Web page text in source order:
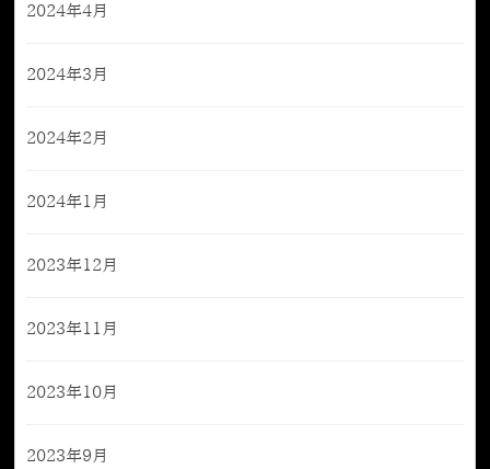
2024年4月
2024年3月
2024年2月
2024年1月
2023年12月
2023年11月
2023年10月
2023年9月